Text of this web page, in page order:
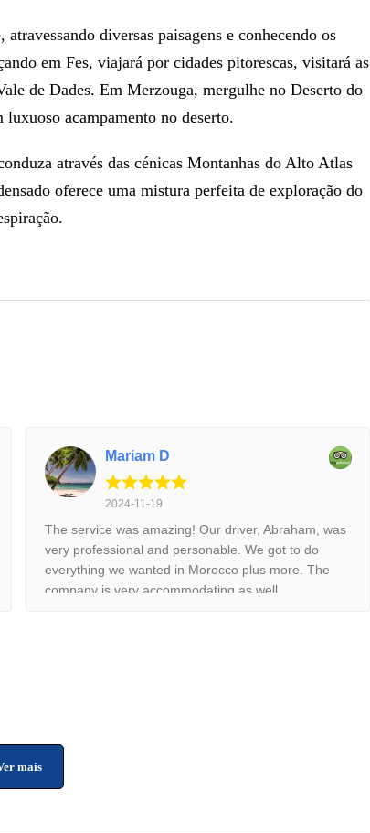
atravessando diversas paisagens e conhecendo os
em Fes, viajará por cidades pitorescas, visitará as
de Dades. Em Merzouga, mergulhe no Deserto do
acampamento no deserto.
através das cénicas Montanhas do Alto Atlas
oferece uma mistura perfeita de exploração do
Mariam D
2024-11-19
The service was amazing! Our driver, Abraham, was
very professional and personable. We got to do
everything we wanted in Morocco plus more. The
company is very accommodating as well.
mais